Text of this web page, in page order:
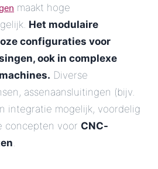
maakt hoge
Het modulaire
configuraties voor
ook in complexe
Diverse
assenaansluitingen (bijv.
integratie mogelijk, voordelig
concepten voor CNC-
.